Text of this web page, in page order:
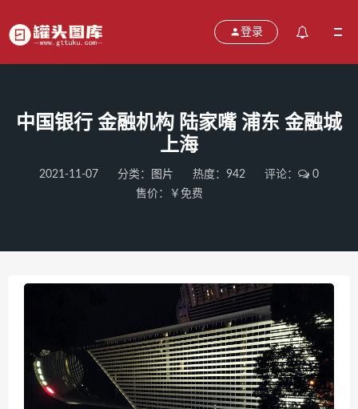
登录
中国银行 金融机构 陆家嘴 浦东 金融城
上海
2021-11-07 分类： 图片 热度：942 评论：
0
售价：￥免费